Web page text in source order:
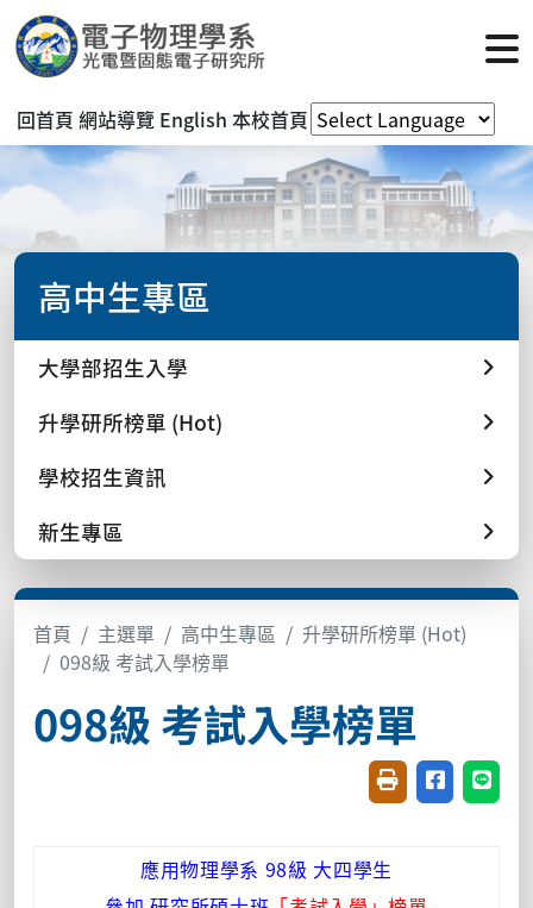
回首頁 網站導覽 English 本校首頁
高中生專區
大學部招生入學
升學研所榜單 (Hot)
學校招生資訊
新生專區
首頁 主選單 高中生專區
升學研所榜單 (Hot)
098級 考試入學榜單
098級 考試入學榜單
友善列印(開新視
分享至臉書
分享
應用物理學系 98級 大四學生